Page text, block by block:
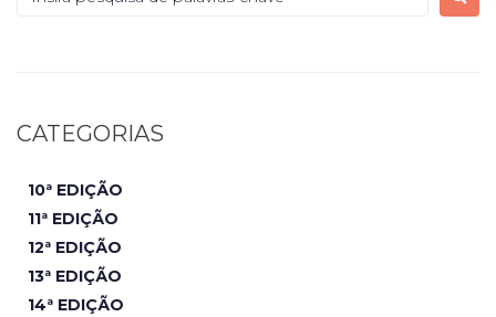
CATEGORIAS
10ª EDIÇÃO
11ª EDIÇÃO
12ª EDIÇÃO
13ª EDIÇÃO
14ª EDIÇÃO